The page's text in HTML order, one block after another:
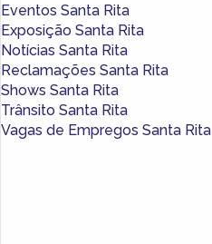
Eventos Santa Rita
Exposição Santa Rita
Notícias Santa Rita
Reclamações Santa Rita
Shows Santa Rita
Trânsito Santa Rita
Vagas de Empregos Santa Rita